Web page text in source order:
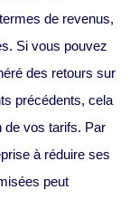
de revenus,
Si vous pouvez
des retours sur
précédents, cela
de vos tarifs. Par
à réduire ses
peut